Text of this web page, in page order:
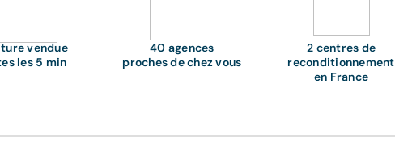
vendue
les 5 min
40 agences
proches de chez vous
2 centres de
reconditionnement
en France